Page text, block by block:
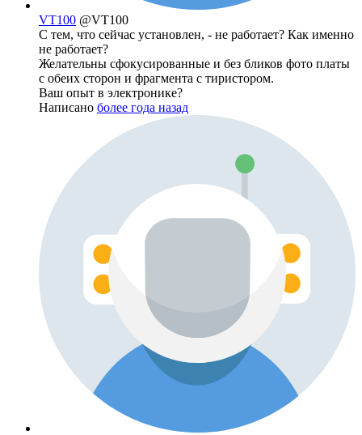
VT100 @VT100
С тем, что сейчас установлен, - не работает? Как именно
не работает?
Желательны сфокусированные и без бликов фото платы
с обеих сторон и фрагмента с тиристором.
Ваш опыт в электронике?
Написано более года назад